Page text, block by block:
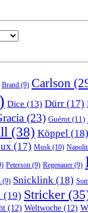
Brand (9) Carlson
Dice (13) Dürr (17)
(23) Guérot (11)
(38) Köppel (18)
(17) Musk (10)
Peterson (9) Regenauer (9)
(9) Snicklink (18)
(19) Stricker
(12) Weltwoche (12)